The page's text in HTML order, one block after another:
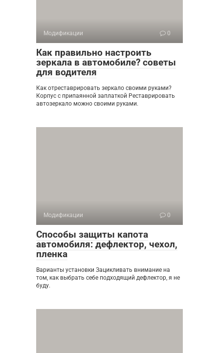
Модификации 0
Как правильно настроить
зеркала в автомобиле? советы
для водителя
Как отреставрировать зеркало своими руками?
Корпус с припаянной заплаткой Реставрировать
автозеркало можно своими руками.
Модификации 0
Способы защиты капота
автомобиля: дефлектор, чехол,
пленка
Варианты установки Зацикливать внимание на
том, как выбрать себе подходящий дефлектор, я не
буду.